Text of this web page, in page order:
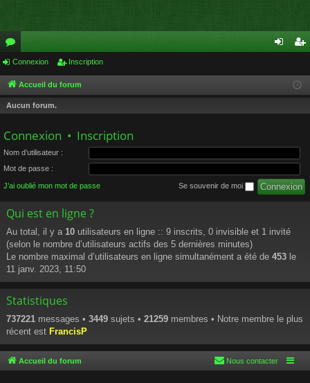
or
u
m
cri
Connexion Inscription
Accueil du forum
Aucun forum.
Connexion • Inscription
Nom d’utilisateur :
Mot de passe :
J’ai oublié mon mot de passe Se souvenir de moi
Qui est en ligne ?
Au total, il y a 10 utilisateurs en ligne :: 9 inscrits, 0 invisible et 1 invité
(selon le nombre d’utilisateurs actifs des 5 dernières minutes)
Le nombre maximal d’utilisateurs en ligne simultanément a été de 453 le
11 janv. 2023, 11:50
Statistiques
737221 messages • 3449 sujets • 21259 membres • Notre membre le plus
récent est FrancisP
Accueil du forum Nous contacter